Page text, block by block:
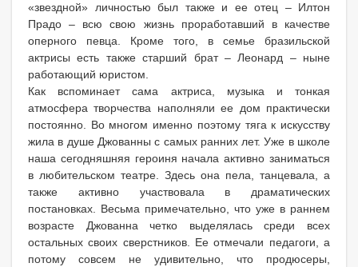
«звездной» личностью был также и ее отец – Илтон
Прадо – всю свою жизнь проработавший в качестве
оперного певца. Кроме того, в семье бразильской
актрисы есть также старший брат – Леонард – ныне
работающий юристом.
Как вспоминает сама актриса, музыка и тонкая
атмосфера творчества наполняли ее дом практически
постоянно. Во многом именно поэтому тяга к искусству
жила в душе Джованны с самых ранних лет. Уже в школе
наша сегодняшняя героиня начала активно заниматься
в любительском театре. Здесь она пела, танцевала, а
также активно участвовала в драматических
постановках. Весьма примечательно, что уже в раннем
возрасте Джованна четко выделялась среди всех
остальных своих сверстников. Ее отмечали педагоги, а
потому совсем не удивительно, что продюсеры,